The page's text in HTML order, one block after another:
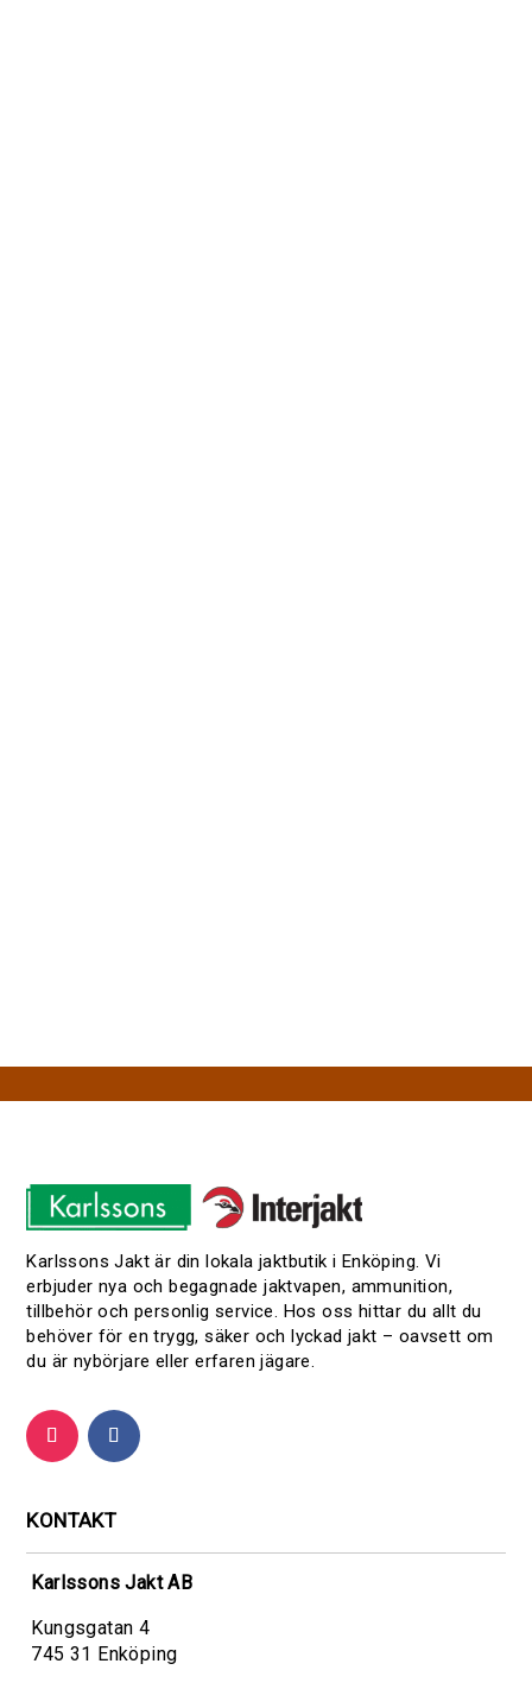
Karlssons Jakt är din lokala jaktbutik i Enköping. Vi
erbjuder nya och begagnade jaktvapen, ammunition,
tillbehör och personlig service. Hos oss hittar du allt du
behöver för en trygg, säker och lyckad jakt – oavsett om
du är nybörjare eller erfaren jägare.
KONTAKT
Karlssons Jakt AB
Kungsgatan 4
745 31 Enköping